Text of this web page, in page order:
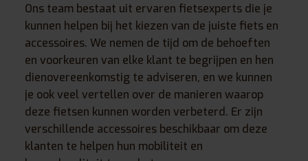
Ons team bestaat uit ervaren fietsexperts die je
kunnen helpen bij het kiezen van de juiste fiets en
accessoires. We nemen de tijd om de behoeften
en voorkeuren van elke klant te begrijpen en hen
dienovereenkomstig te adviseren, en we kunnen
je ook veel vertellen over de manieren waarop
deze fietsen kunnen worden verbeterd. Er zijn
verschillende accessoires beschikbaar om deze
klanten te helpen hun mobiliteit en